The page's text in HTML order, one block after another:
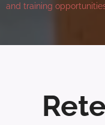
and training
Rete